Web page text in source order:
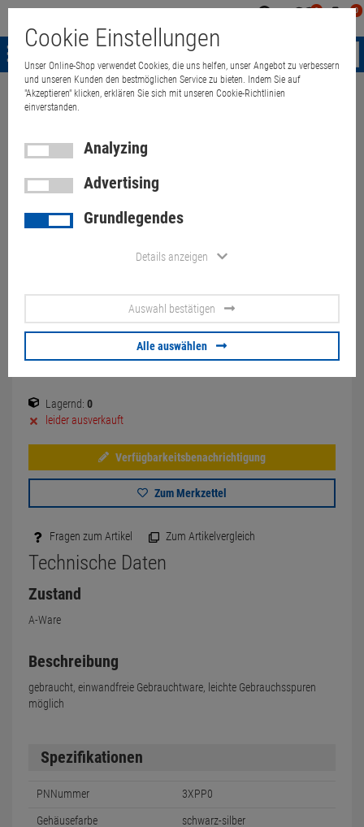
0 0
Menü
Weiter einkaufen
Dell Precision T3600 Xeon 8-
Core E5-2665 8x 2,4 GHz 16GB
500GB Quadro 600
137.00 €
Lagernd: 0
leider ausverkauft
Verfügbarkeitsbenachrichtigung
Zum Merkzettel
Fragen zum Artikel Zum Artikelvergleich
Technische Daten
Zustand
A-Ware
Beschreibung
gebraucht, einwandfreie Gebrauchtware, leichte Gebrauchsspuren
möglich
Spezifikationen
PNNummer 3XPP0
Gehäusefarbe schwarz-silber
Cookie Einstellungen
Unser Online-Shop verwendet Cookies, die uns helfen, unser Angebot zu verbessern
und unseren Kunden den bestmöglichen Service zu bieten. Indem Sie auf
"Akzeptieren" klicken, erklären Sie sich mit unseren Cookie-Richtlinien
einverstanden.
Analyzing
Advertising
Grundlegendes
Details anzeigen
Auswahl bestätigen
Alle auswählen